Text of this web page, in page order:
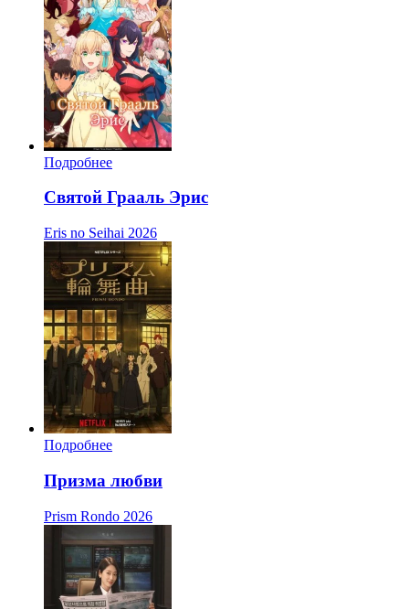
Подробнее
Святой Грааль Эрис
Eris no Seihai 2026
Подробнее
Призма любви
Prism Rondo 2026